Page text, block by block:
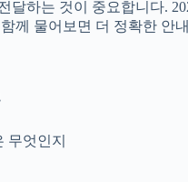
하는 것이 중요합니다.
께 물어보면 더 정확한 안
무엇인지